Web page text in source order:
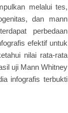
melalui tes,
dan mann
perbedaan
efektif untuk
nilai rata-rata
uji Mann Whitney
infografis terbukti